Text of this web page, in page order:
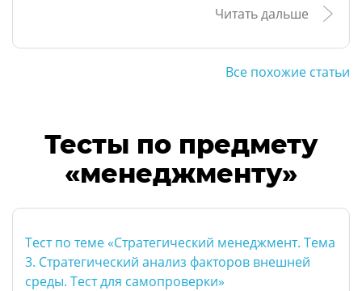
Читать дальше
Все похожие статьи
Тесты по предмету
«менеджменту»
Тест по теме «Стратегический менеджмент. Тема
3. Стратегический анализ факторов внешней
среды. Тест для самопроверки»